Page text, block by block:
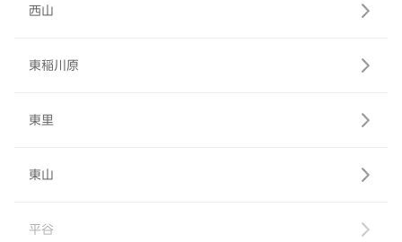
西山
東稲川原
東里
東山
平谷